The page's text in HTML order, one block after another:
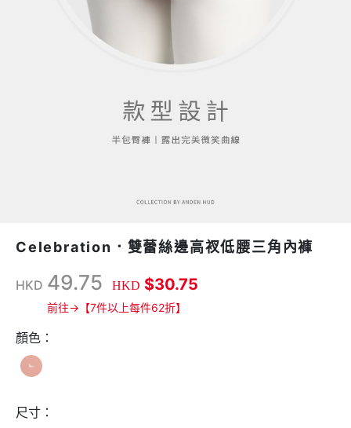
Celebration．雙蕾絲邊高衩低腰三角內褲
HKD 49.75 HKD $30.75
前往→【7件以上每件62折】
顏色：
尺寸：